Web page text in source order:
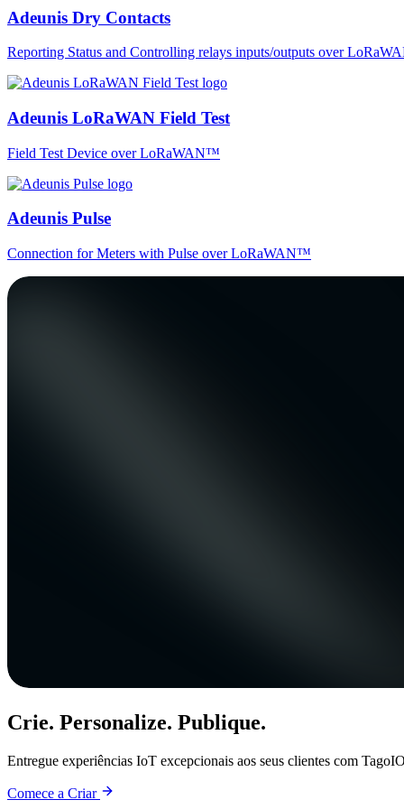
Adeunis Dry Contacts
Reporting Status and Controlling relays inputs/outputs over
Adeunis LoRaWAN Field Test
Field Test Device over LoRaWAN™
Adeunis Pulse
Connection for Meters with Pulse over LoRaWAN™
Crie. Personalize. Publique.
Entregue experiências IoT excepcionais aos seus clientes com
Comece a Criar